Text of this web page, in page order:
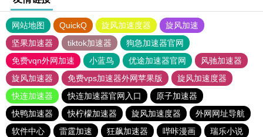
网站地图 QuickQ 旋风加速度器
旋风加速
坚果加速器
tiktok加速器
狗急加速器官网
免费vqn外网加速
小蓝鸟 优途加速器官网
风驰加速器
旋风加速器
免费vps加速器外网苹果版
旋风加速度器
快连加速器
快连加速器官网入口
原子加速器
快鸭加速器
快柠檬加速器 旋风加速度器
外网网址导航
软件中心
雷霆加速 狂飙加速器 哔咔漫画
瑞乐小说